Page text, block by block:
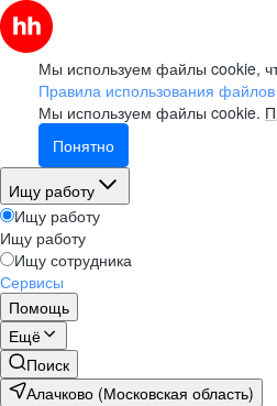
Мы используем файлы cookie,
Правила использования
Мы используем файлы cookie.
Понятно
Ищу работу
Ищу работу
Ищу работу
Ищу сотрудника
Сервисы
Помощь
Ещё
Поиск
Алачково (Московская область)